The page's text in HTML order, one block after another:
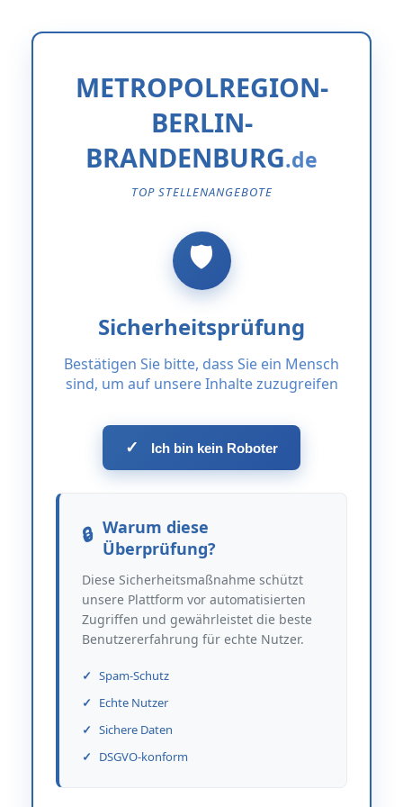
METROPOLREGION-
BERLIN-
BRANDENBURG
TOP STELLENANGEBOTE
Sicherheitsprüfung
Bestätigen Sie bitte, dass Sie ein Mensch
sind, um auf unsere Inhalte zuzugreifen
✓ Ich bin kein Roboter
Warum diese
Überprüfung?
Diese Sicherheitsmaßnahme schützt
unsere Plattform vor automatisierten
Zugriffen und gewährleistet die beste
Benutzererfahrung für echte Nutzer.
Spam-Schutz
Echte Nutzer
Sichere Daten
DSGVO-konform